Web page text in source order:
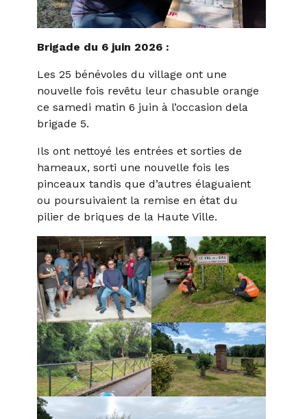
Brigade du 6 juin 2026 :
Les 25 bénévoles du village ont une
nouvelle fois revêtu leur chasuble orange
ce samedi matin 6 juin à l’occasion dela
brigade 5.
Ils ont nettoyé les entrées et sorties de
hameaux, sorti une nouvelle fois les
pinceaux tandis que d’autres élaguaient
ou poursuivaient la remise en état du
pilier de briques de la Haute Ville.